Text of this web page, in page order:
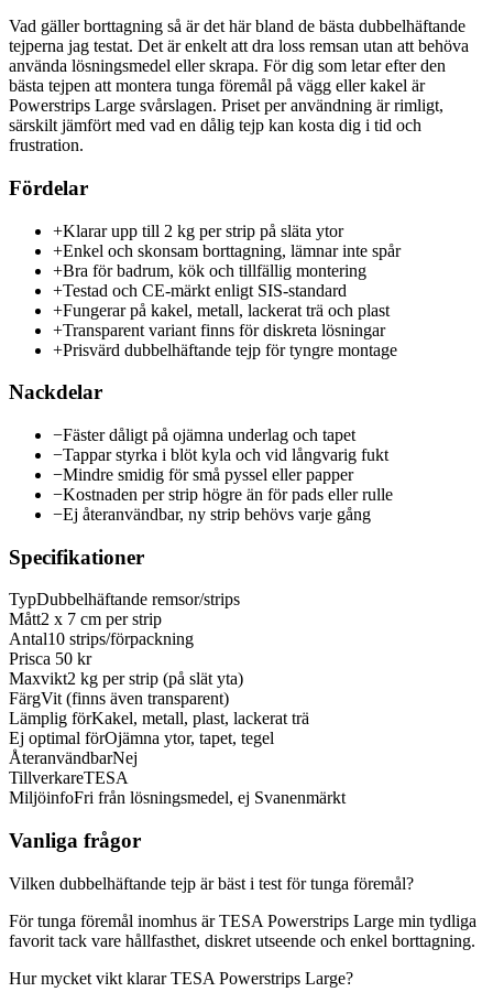
Vad gäller borttagning så är det här bland de bästa dubbelhäftande
tejperna jag testat. Det är enkelt att dra loss remsan utan att behöva
använda lösningsmedel eller skrapa. För dig som letar efter den
bästa tejpen att montera tunga föremål på vägg eller kakel är
Powerstrips Large svårslagen. Priset per användning är rimligt,
särskilt jämfört med vad en dålig tejp kan kosta dig i tid och
frustration.
Fördelar
+Klarar upp till 2 kg per strip på släta ytor
+Enkel och skonsam borttagning, lämnar inte spår
+Bra för badrum, kök och tillfällig montering
+Testad och CE-märkt enligt SIS-standard
+Fungerar på kakel, metall, lackerat trä och plast
+Transparent variant finns för diskreta lösningar
+Prisvärd dubbelhäftande tejp för tyngre montage
Nackdelar
−Fäster dåligt på ojämna underlag och tapet
−Tappar styrka i blöt kyla och vid långvarig fukt
−Mindre smidig för små pyssel eller papper
−Kostnaden per strip högre än för pads eller rulle
−Ej återanvändbar, ny strip behövs varje gång
Specifikationer
TypDubbelhäftande remsor/strips
Mått2 x 7 cm per strip
Antal10 strips/förpackning
Prisca 50 kr
Maxvikt2 kg per strip (på slät yta)
FärgVit (finns även transparent)
Lämplig förKakel, metall, plast, lackerat trä
Ej optimal förOjämna ytor, tapet, tegel
ÅteranvändbarNej
TillverkareTESA
MiljöinfoFri från lösningsmedel, ej Svanenmärkt
Vanliga frågor
Vilken dubbelhäftande tejp är bäst i test för tunga föremål?
För tunga föremål inomhus är TESA Powerstrips Large min tydliga
favorit tack vare hållfasthet, diskret utseende och enkel borttagning.
Hur mycket vikt klarar TESA Powerstrips Large?